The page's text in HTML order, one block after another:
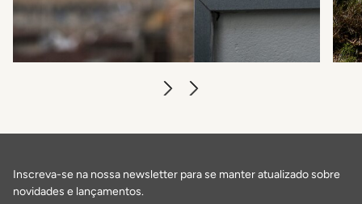
Inscreva-se na nossa newsletter para se manter atualizado sobre
novidades e lançamentos.